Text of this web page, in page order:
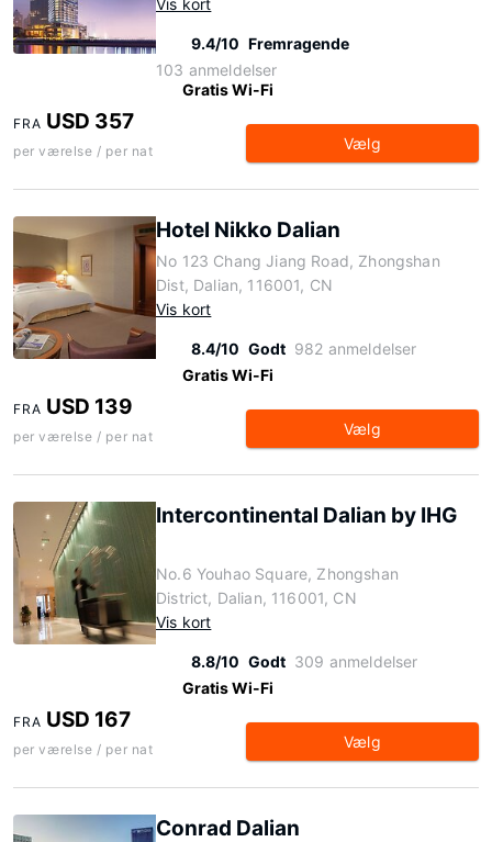
Vis kort
9.4/10 Fremragende
103 anmeldelser
Gratis Wi-Fi
FRA USD 357
per værelse / per nat Vælg
Hotel Nikko Dalian
No 123 Chang Jiang Road, Zhongshan
Dist, Dalian, 116001, CN
Vis kort
8.4/10 Godt 982 anmeldelser
Gratis Wi-Fi
FRA USD 139
per værelse / per nat Vælg
Intercontinental Dalian by IHG
No.6 Youhao Square, Zhongshan
District, Dalian, 116001, CN
Vis kort
8.8/10 Godt 309 anmeldelser
Gratis Wi-Fi
FRA USD 167
per værelse / per nat Vælg
Conrad Dalian